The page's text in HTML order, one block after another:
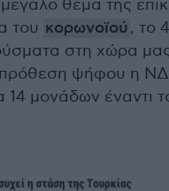
θέμα της
του κορωνοϊού , το
στη χώρα
ψήφου η ΝΔ
14 μονάδων έναντι